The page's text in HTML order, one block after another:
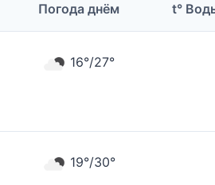
Погода днём t°
16°/27°
19°/30°